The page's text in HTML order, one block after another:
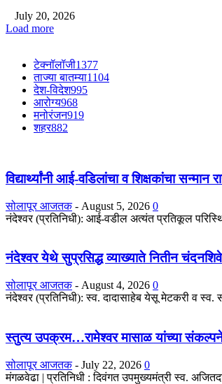
July 20, 2026
Load more
टेक्नॉलॉजी1377
ताज्या बातम्या1104
देश-विदेश995
आरोग्य968
मनोरंजन919
शहर882
विद्यार्थ्यांनी आई-वडिलांचा व शिक्षकांचा
सोलापूर आजतक - August 5, 2026 0
नंदेश्वर (प्रतिनिधी): आई-वडील अत्यंत प्रतिकूल
नंदेश्वर येथे सुप्रसिद्ध व्याख्याते नितीन
सोलापूर आजतक - August 4, 2026 0
नंदेश्वर (प्रतिनिधी): स्व. दादासाहेब येसू मेटकरी व स्व.
स्तुत्य उपक्रम…रामेश्वर मासाळ यांच्या
सोलापूर आजतक - July 22, 2026 0
मंगळवेढा | प्रतिनिधी : दिवंगत उपमुख्यमंत्री स्व.